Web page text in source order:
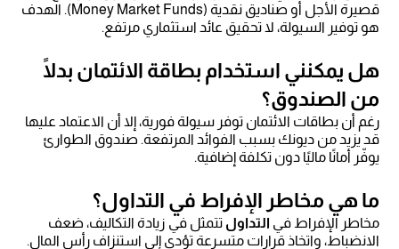
قصيرة الأجل أو صناديق نقدية (Money Market Funds). الهدف
هو توفير السيولة، لا تحقيق عائد استثماري مرتفع.
هل يمكنني استخدام بطاقة الائتمان بدلًا
من الصندوق؟
رغم أن بطاقات الائتمان توفر سيولة فورية، إلا أن الاعتماد عليها
قد يزيد من ديونك بسبب الفوائد المرتفعة. صندوق الطوارئ
يوفّر أمانًا ماليًا دون تكلفة إضافية.
ما هي مخاطر الإفراط في التداول؟
مخاطر الإفراط في التداول تتمثل في زيادة التكاليف، ضعف
الانضباط، واتخاذ قرارات متسرعة تؤدي إلى استنزاف رأس المال.